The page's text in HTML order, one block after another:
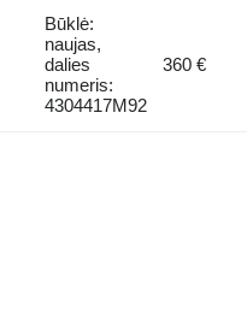
Būklė:
naujas,
dalies
numeris:
4304417M92
360 €